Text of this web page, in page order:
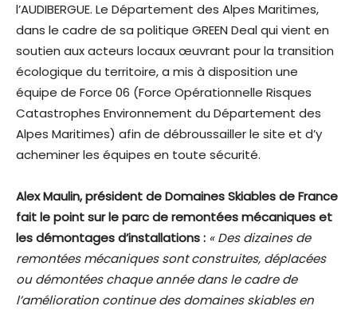
l’AUDIBERGUE. Le Département des Alpes Maritimes,
dans le cadre de sa politique GREEN Deal qui vient en
soutien aux acteurs locaux œuvrant pour la transition
écologique du territoire, a mis à disposition une
équipe de Force 06 (Force Opérationnelle Risques
Catastrophes Environnement du Département des
Alpes Maritimes) afin de débroussailler le site et d’y
acheminer les équipes en toute sécurité.
Alex Maulin, président de Domaines Skiables de France
fait le point sur le parc de remontées mécaniques et
les démontagesd’installations : « Des dizaines de
remontées mécaniques sont construites, déplacées
ou démontées chaque année dans le cadre de
l’amélioration continue des domaines skiables en